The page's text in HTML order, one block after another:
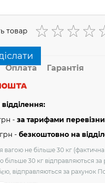
товар
Оплата Гарантія
- за тарифами
- безкоштовно на
вагою не більше 30 кг
30 кг відправляються за
відправляються за рахунок